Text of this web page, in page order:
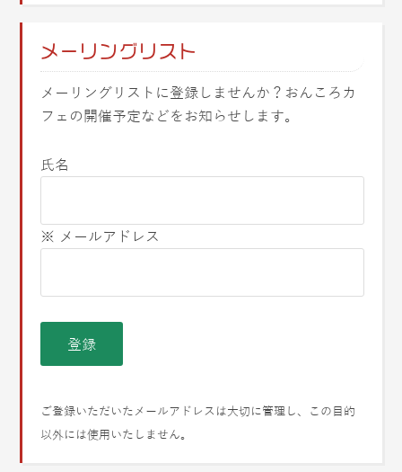
メーリングリスト
メーリングリストに登録しませんか？おんころカ
フェの開催予定などをお知らせします。
氏名
※ メールアドレス
ご登録いただいたメールアドレスは大切に管理し、この目的
以外には使用いたしません。